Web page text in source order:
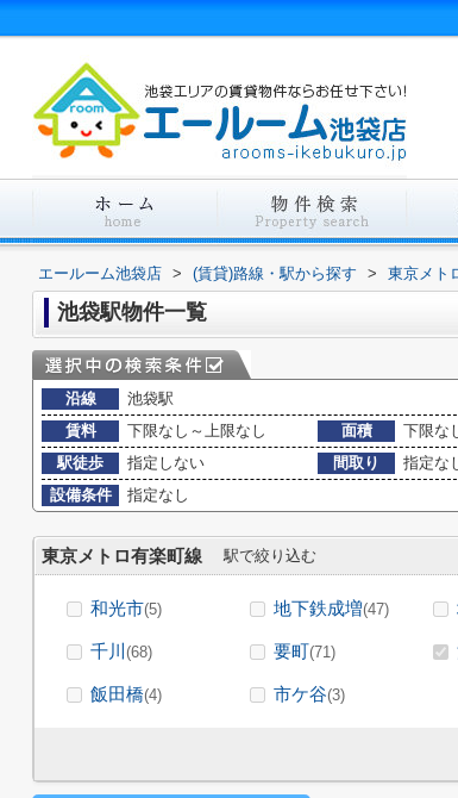
エールーム池袋店 > (賃貸)路線・駅から探す > 東京メト
池袋駅物件一覧
沿線
池袋駅
賃料
下限なし～上限なし 面積 下限な
駅徒歩
指定しない 間取り
指定な
設備条件
指定なし
東京メトロ有楽町線 駅で絞り込む
和光市(5) 地下鉄成増(47)
千川 (68) 要町(71)
飯田橋(4) 市ケ谷(3)